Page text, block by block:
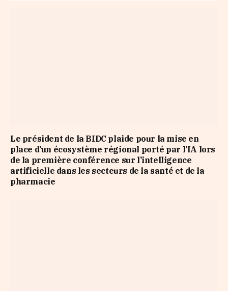
Le président de la BIDC plaide pour la mise en
place d’un écosystème régional porté par l’IA lors
de la première conférence sur l’intelligence
artificielle dans les secteurs de la santé et de la
pharmacie